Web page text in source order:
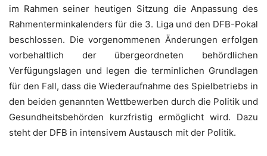
im Rahmen seiner heutigen Sitzung die Anpassung des
Rahmenterminkalenders für die 3. Liga und den DFB-Pokal
beschlossen. Die vorgenommenen Änderungen erfolgen
vorbehaltlich der übergeordneten behördlichen
Verfügungslagen und legen die terminlichen Grundlagen
für den Fall, dass die Wiederaufnahme des Spielbetriebs in
den beiden genannten Wettbewerben durch die Politik und
Gesundheitsbehörden kurzfristig ermöglicht wird. Dazu
steht der DFB in intensivem Austausch mit der Politik.